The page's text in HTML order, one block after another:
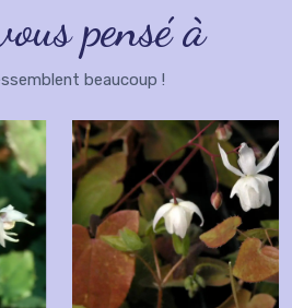
pensé à
beaucoup !